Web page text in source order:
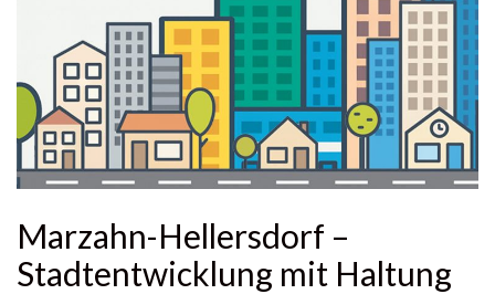
Marzahn-Hellersdorf –
Stadtentwicklung mit Haltung